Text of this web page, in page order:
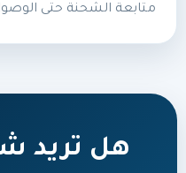
متابعة الشحنة حتى
هل تريد